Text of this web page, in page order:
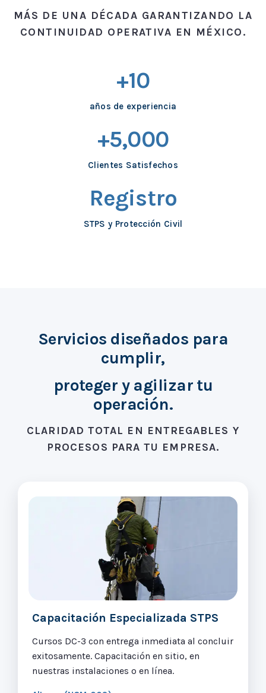
MÁS DE UNA DÉCADA GARANTIZANDO LA
CONTINUIDAD OPERATIVA EN MÉXICO.
+10
años de experiencia
+5,000
Clientes Satisfechos
Registro
STPS y Protección Civil
Servicios diseñados para
cumplir,
proteger y agilizar tu
operación.
CLARIDAD TOTAL EN ENTREGABLES Y
PROCESOS PARA TU EMPRESA.
Capacitación Especializada STPS
Cursos DC-3 con entrega inmediata al concluir
exitosamente. Capacitación en sitio, en
nuestras instalaciones o en línea.